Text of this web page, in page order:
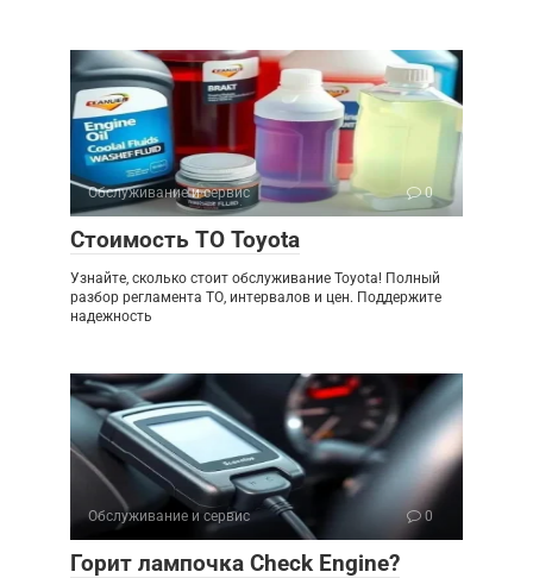
Обслуживание и сервис 0
Стоимость ТО Toyota
Узнайте, сколько стоит обслуживание Toyota! Полный
разбор регламента ТО, интервалов и цен. Поддержите
надежность
Обслуживание и сервис 0
Горит лампочка Check Engine?